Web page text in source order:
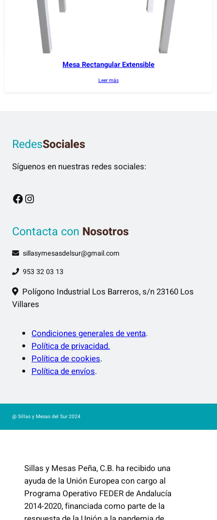
t
a
Mesa Rectangular Extensible
Leer más
RedesSociales
Síguenos en nuestras redes sociales:
Facebook Instagram
Contacta con Nosotros
sillasymesasdelsur@gmail.com
953 32 03 13
Polígono Industrial Los Barreros, s/n 23160 Los
Villares
Condiciones generales de venta.
Política de privacidad.
Política de cookies.
Política de envíos.
@ Sillas y Mesas del Sur 2024
Sillas y Mesas Peña, C.B. ha recibido una
ayuda de la Unión Europea con cargo al
Programa Operativo FEDER de Andalucía
2014-2020, financiada como parte de la